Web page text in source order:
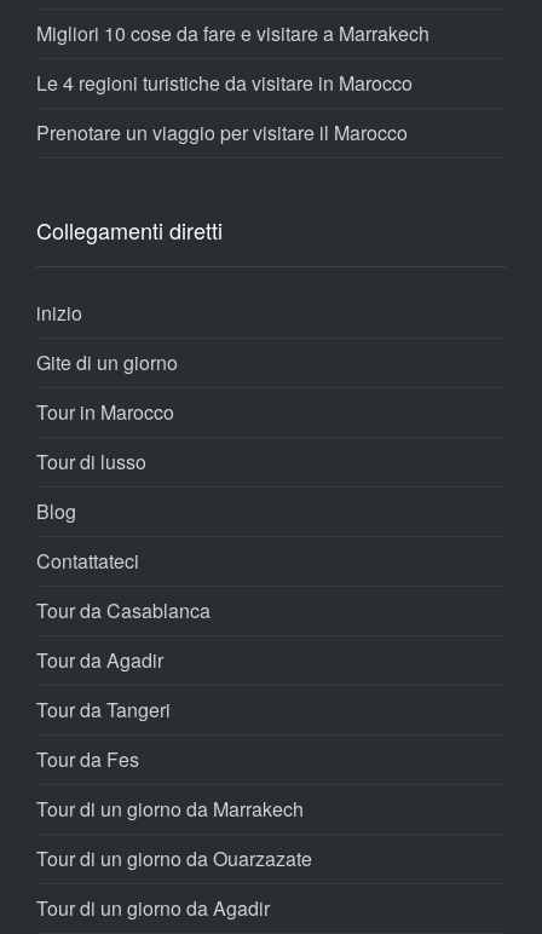
Migliori 10 cose da fare e visitare a Marrakech
Le 4 regioni turistiche da visitare in Marocco
Prenotare un viaggio per visitare il Marocco
Collegamenti diretti
inizio
Gite di un giorno
Tour in Marocco
Tour di lusso
Blog
Contattateci
Tour da Casablanca
Tour da Agadir
Tour da Tangeri
Tour da Fes
Tour di un giorno da Marrakech
Tour di un giorno da Ouarzazate
Tour di un giorno da Agadir